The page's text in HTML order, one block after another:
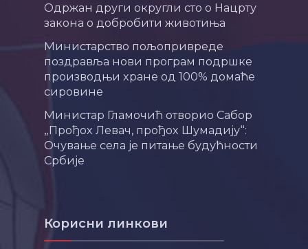
Одржан други округли сто о Нацрту
закона о добробити животиња
Министарство пољопривреде
поздравља нови програм подршке
производњи хране од 100% домаће
сировине
Министар Гламочић отворио Сабор
„Прођох Левач, прођох Шумадију“:
Очување села је питање будућности
Србије
Корисни линкови